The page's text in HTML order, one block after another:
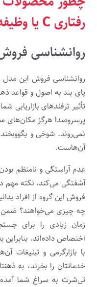
رفتاری Cیا
روانشناسی
روانشناسی فروش این مدل
پای بند به اصول و قواعد
تأثیر ترفندهای بازاریابی
پرسروصدا هرگز مکان‌های
نمی‌روند. شوخی و
آن‌هاست.
عدم آراستگی و نامنظم
آشفتگی می‌کند. نکته مهم
فروش این گروه از افراد
چه چیزی می‌خواهند؟ ضمن
زمان زیادی را برای
اختصاص داده‌اند.
با بازارگرمی و تبلیغات
خدماتتان را بخرند، به
تی‌شرت به سراغ شما